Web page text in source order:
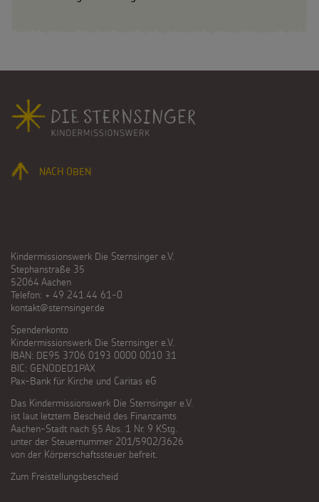
Fußbereich
NACH OBEN
Kindermissionswerk Die Sternsinger e.V.
Stephanstraße 35
52064 Aachen
Telefon: + 49 241.44 61-0
kontakt@sternsinger.de
Spendenkonto
Kindermissionswerk Die Sternsinger e.V.
IBAN: DE95 3706 0193 0000 0010 31
BIC: GENODED1PAX
Pax-Bank für Kirche und Caritas eG
Das Kindermissionswerk Die Sternsinger e.V.
ist laut letztem Bescheid des Finanzamts
Aachen-Stadt nach §5 Abs. 1 Nr. 9 KStg.
unter der Steuernummer 201/5902/3626
von der Körperschaftssteuer befreit.
Zum Freistellungsbescheid